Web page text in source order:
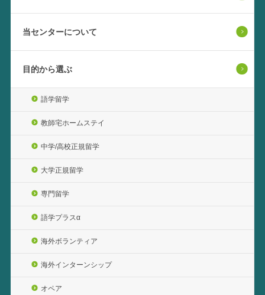
当センターについて
目的から選ぶ
語学留学
教師宅ホームステイ
中学/高校正規留学
大学正規留学
専門留学
語学プラスα
海外ボランティア
海外インターンシップ
オペア